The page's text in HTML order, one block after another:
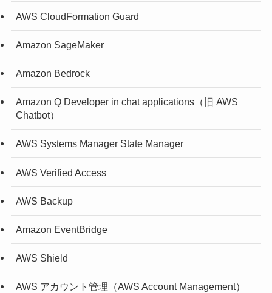
AWS CloudFormation Guard
Amazon SageMaker
Amazon Bedrock
Amazon Q Developer in chat applications（旧 AWS
Chatbot）
AWS Systems Manager State Manager
AWS Verified Access
AWS Backup
Amazon EventBridge
AWS Shield
AWS アカウント管理（AWS Account Management）